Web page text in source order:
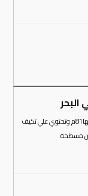
البحر
تحتوى على سرير كبير او سريرين منفردين وسوفا بيد ومساحتها81م وتحتوي علي تكيف
مسطحة